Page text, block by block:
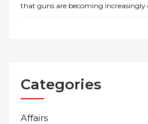
that guns are becoming increasingly
Categories
Affairs